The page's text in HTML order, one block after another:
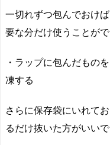
一切れずつ包んでおけ
要な分だけ使うことがで
・ラップに包んだもの
凍する
さらに保存袋にいれて
るだけ抜いた方がいいで